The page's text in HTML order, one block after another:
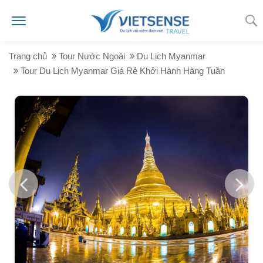
Trang chủ Tour Nước Ngoài
Du Lịch Myanmar
Tour Du Lịch Myanmar Giá Rẻ Khởi Hành Hàng Tuần